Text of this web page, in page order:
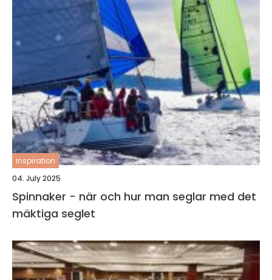
inspiration
04. July 2025
Spinnaker - när och hur man seglar med det
mäktiga seglet